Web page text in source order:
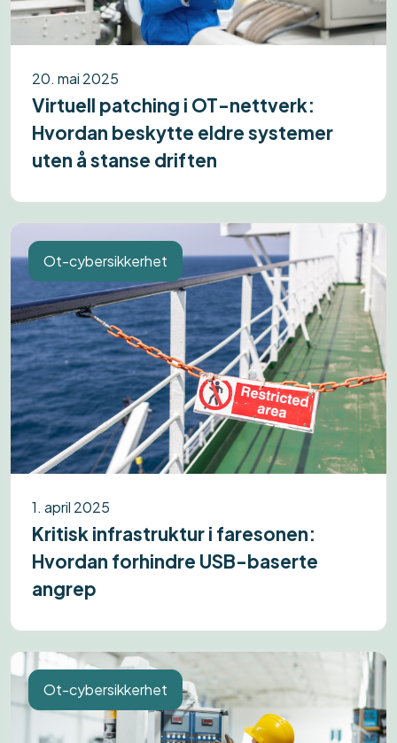
20. mai 2025
Virtuell patching i OT-nettverk:
Hvordan beskytte eldre systemer
uten å stanse driften
Ot-cybersikkerhet
1. april 2025
Kritisk infrastruktur i faresonen:
Hvordan forhindre USB-baserte
angrep
Ot-cybersikkerhet